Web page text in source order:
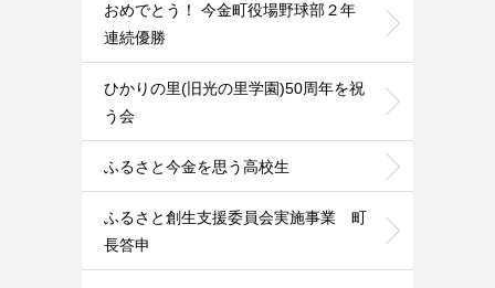
おめでとう！ 今金町役場野球部２年
連続優勝
ひかりの里(旧光の里学園)50周年を祝
う会
ふるさと今金を思う高校生
ふるさと創生支援委員会実施事業 町
長答申